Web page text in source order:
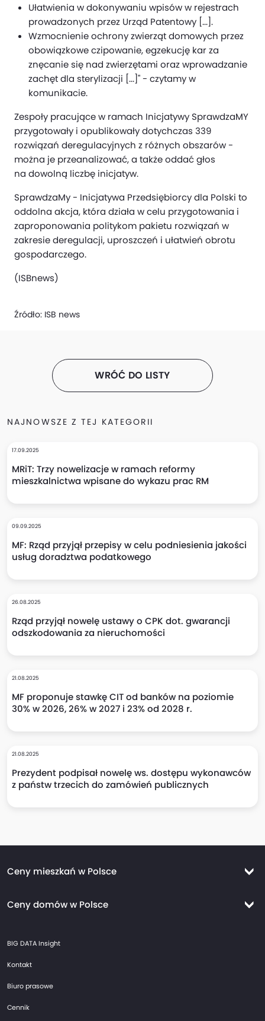
Ułatwienia w dokonywaniu wpisów w rejestrach
prowadzonych przez Urząd Patentowy [...].
Wzmocnienie ochrony zwierząt domowych przez
obowiązkowe czipowanie, egzekucję kar za
znęcanie się nad zwierzętami oraz wprowadzanie
zachęt dla sterylizacji [...]" - czytamy w
komunikacie.
Zespoły pracujące w ramach Inicjatywy SprawdzaMY
przygotowały i opublikowały dotychczas 339
rozwiązań deregulacyjnych z różnych obszarów -
można je przeanalizować, a także oddać głos
na dowolną liczbę inicjatyw.
SprawdzaMy - Inicjatywa Przedsiębiorcy dla Polski to
oddolna akcja, która działa w celu przygotowania i
zaproponowania politykom pakietu rozwiązań w
zakresie deregulacji, uproszczeń i ułatwień obrotu
gospodarczego.
(ISBnews)
Źródło: ISB news
WRÓĆ DO LISTY
NAJNOWSZE Z TEJ KATEGORII
17.09.2025
MRiT: Trzy nowelizacje w ramach reformy
mieszkalnictwa wpisane do wykazu prac RM
09.09.2025
MF: Rząd przyjął przepisy w celu podniesienia jakości
usług doradztwa podatkowego
26.08.2025
Rząd przyjął nowelę ustawy o CPK dot. gwarancji
odszkodowania za nieruchomości
21.08.2025
MF proponuje stawkę CIT od banków na poziomie
30% w 2026, 26% w 2027 i 23% od 2028 r.
21.08.2025
Prezydent podpisał nowelę ws. dostępu wykonawców
z państw trzecich do zamówień publicznych
Ceny mieszkań w Polsce
Ceny mieszkań Kraków
Ceny domów w Polsce
Ceny domów Kraków
Ceny domów Wrocław
Ceny domów Trójmiasto
Ceny domów Gdańsk
BIG DATA Insight
Kontakt
Biuro prasowe
Cennik